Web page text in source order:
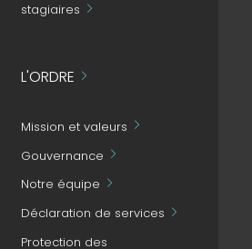
stagiaires
L'ORDRE
Mission et valeurs
Gouvernance
Notre équipe
Déclaration de services
Protection des